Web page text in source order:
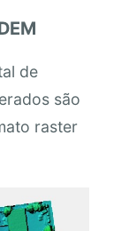
de
são
raster